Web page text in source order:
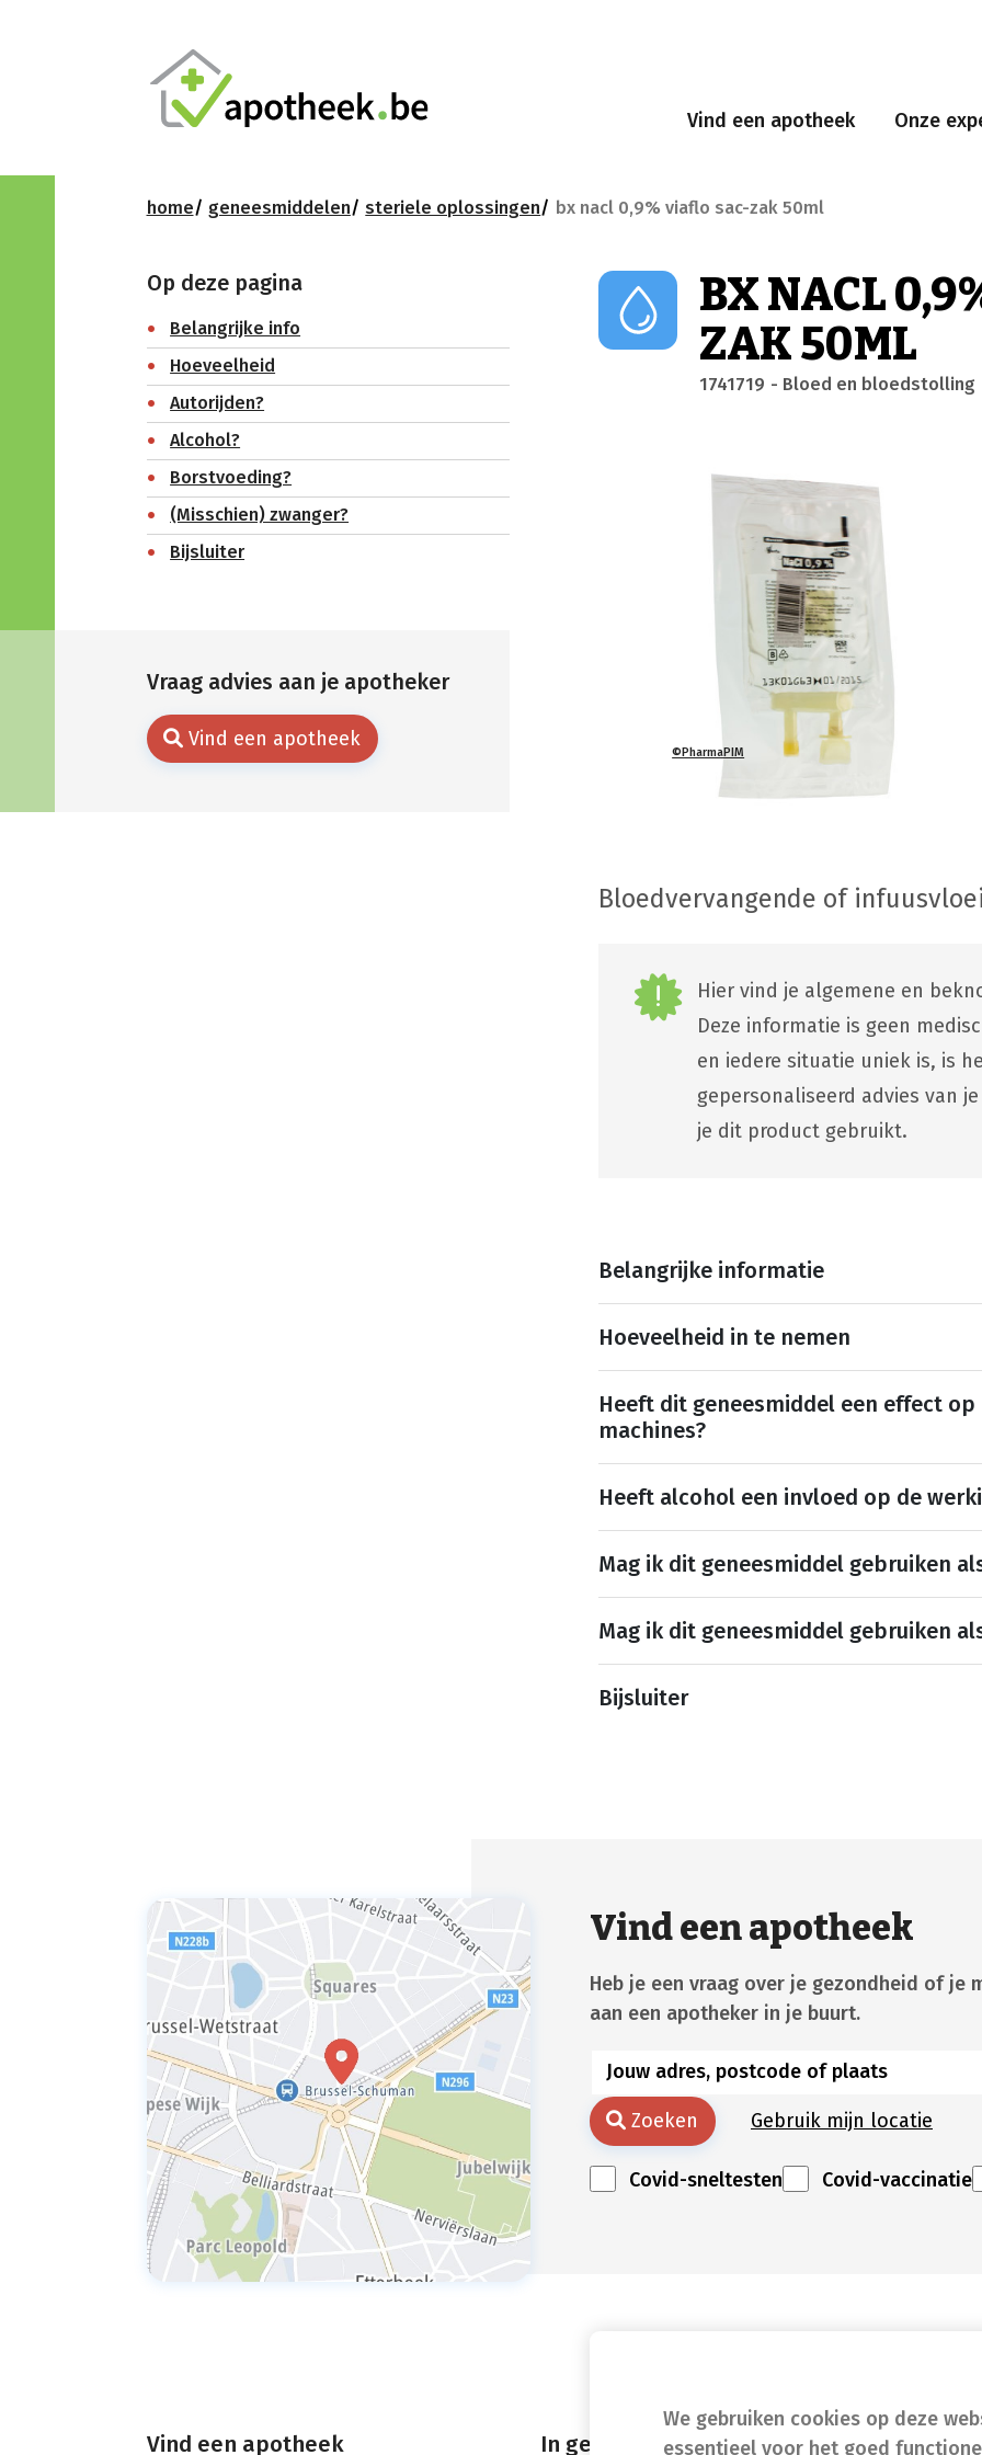
We gebruiken cookies op deze
essentieel voor het goed
Vind een apotheek Onze
home geneesmiddelen steriele oplossingen bx nacl 0,9% viaflo sac-zak 50ml
Vraag advies aan je apotheker
Vind een apotheek
Op deze pagina
Belangrijke info
Hoeveelheid
Autorijden?
Alcohol?
Borstvoeding?
(Misschien) zwanger?
Bijsluiter
BX NACL
ZAK 50ML
1741719 - Bloed en bloedstolling
©PharmaPIM
Bloedvervangende of
Hier vind je algemene en
Deze informatie is geen
en iedere situatie uniek is, is
gepersonaliseerd advies van
je dit product gebruikt.
Belangrijke informatie
Hoeveelheid in te nemen
Heeft dit geneesmiddel een effect
machines?
Heeft alcohol een invloed op de
Mag ik dit geneesmiddel gebruiken
Mag ik dit geneesmiddel gebruiken
Bijsluiter
Vind een apotheek
Heb je een vraag over je gezondheid of je
aan een apotheker in je buurt.
Zoeken Gebruik mijn locatie
Covid-sneltesten Covid-vaccinatie
Vind een apotheek In geval van nood